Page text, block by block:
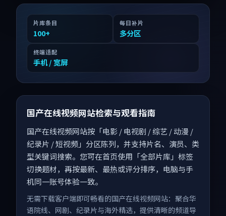
片库条目
100+
每日补片
多分区
终端适配
手机 / 宽屏
国产在线视频网站检索与观看指南
国产在线视频网站按「电影 / 电视剧 / 综艺 / 动漫 /
纪录片 / 短视频」分区陈列，并支持片名、演员、类
型关键词搜索。您可在首页使用「全部片库」标签
切换题材，再按最新、最热或评分排序，电脑与手
机同一账号体验一致。
无需下载客户端即可畅看的国产在线视频网站：聚合华
语院线、网剧、纪录片与海外精选，提供清晰的频道导